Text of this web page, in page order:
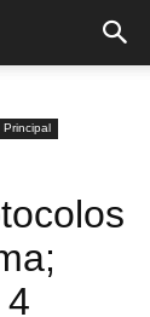
Principal